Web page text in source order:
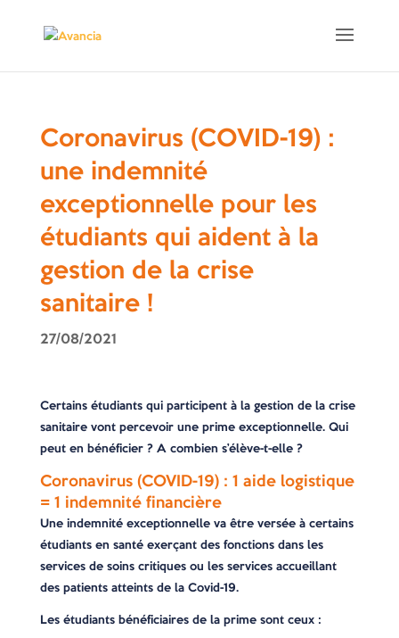
Coronavirus (COVID-19) :
une indemnité
exceptionnelle pour les
étudiants qui aident à la
gestion de la crise
sanitaire !
27/08/2021
Certains étudiants qui participent à la gestion de la crise
sanitaire vont percevoir une prime exceptionnelle. Qui
peut en bénéficier ? A combien s’élève-t-elle ?
Coronavirus (COVID-19) : 1 aide logistique
= 1 indemnité financière
Une indemnité exceptionnelle va être versée à certains
étudiants en santé exerçant des fonctions dans les
services de soins critiques ou les services accueillant
des patients atteints de la Covid-19.
Les étudiants bénéficiaires de la prime sont ceux :